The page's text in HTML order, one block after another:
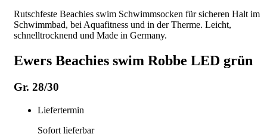
Rutschfeste Beachies swim Schwimmsocken für sicheren Halt im
Schwimmbad, bei Aquafitness und in der Therme. Leicht,
schnelltrocknend und Made in Germany.
Ewers Beachies swim Robbe LED grün
Gr. 28/30
Liefertermin
Sofort lieferbar